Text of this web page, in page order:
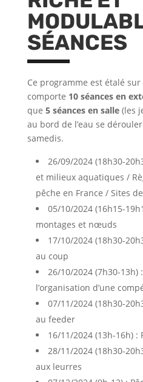
SÉANCES
Ce programme est étalé sur
comporte 10 séances en
que 5 séances en salle(les
au bord de l’eau se
samedis.
26/09/2024 (18h30-
et milieux aquatiques /
pêche en France / Sites
05/10/2024 (16h15-
montages et nœuds
17/10/2024 (18h30-
au coup
26/10/2024 (7h30-13h)
l’organisation d’une
07/11/2024 (18h30-
au feeder
16/11/2024 (13h-16h) :
28/11/2024 (18h30-
aux leurres